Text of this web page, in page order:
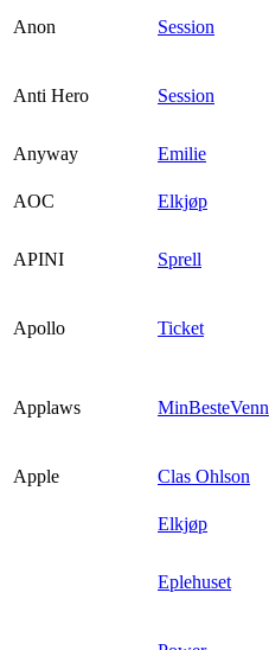
Anon Session
Anti Hero Session
Anyway
Emilie
AOC
Elkjøp
APINI Sprell
Apollo Ticket
Applaws MinBesteVenn
Apple
Clas Ohlson
Elkjøp
Eplehuset